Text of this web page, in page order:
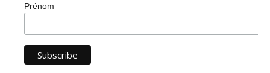
Prénom